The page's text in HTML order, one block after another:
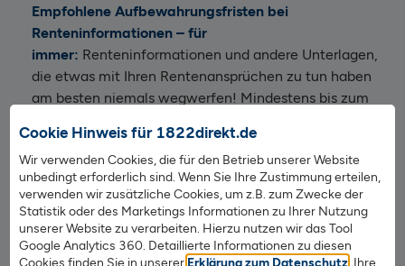
Cookie Hinweis für 1822direkt.de
Wir verwenden Cookies, die für den Betrieb unserer Website
unbedingt erforderlich sind. Wenn Sie Ihre Zustimmung erteilen,
verwenden wir zusätzliche Cookies, um z.B. zum Zwecke der
Statistik oder des Marketings Informationen zu Ihrer Nutzung
unserer Website zu verarbeiten. Hierzu nutzen wir das Tool
Google Analytics 360. Detaillierte Informationen zu diesen
Cookies finden Sie in unserer Erklärung zum Datenschutz . Ihre
Empfohlene Aufbewahrungsfristen bei
Renteninformationen – für
immer: Renteninformationen und andere Unterlagen,
die etwas mit Ihren Rentenansprüchen zu tun haben
am besten niemals wegwerfen! Mindestens bis zum
sicheren Ordner aufbewahren!
Versicherungsunterlagen aufbewahren, so lange die
Versicherung läuft:Diese Unterlagen füllen schnell
viele Ordner und werden oft lang aufbewahrt. Hier
können Sie in der Regel viel ausmisten, wenn Sie
konsequent alle Unterlagen von Versicherungen